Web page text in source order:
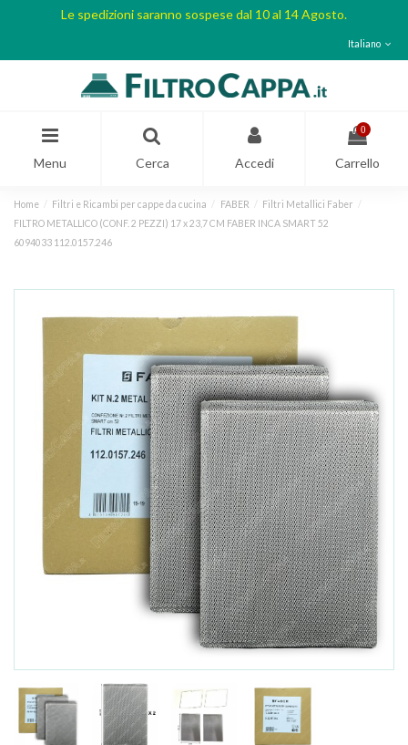
Le spedizioni saranno sospese dal 10 al 14 Agosto.
Italiano
Menu Cerca Accedi
0
Carrello
Home Filtri e Ricambi per cappe da cucina FABER
Filtri Metallici Faber
FILTRO METALLICO (CONF. 2 PEZZI) 17 x 23,7 CM FABER INCA SMART 52
6094033 112.0157.246